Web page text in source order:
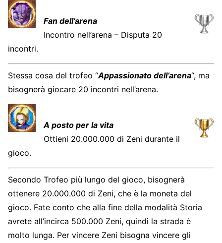
Fan dell’arena
Incontro nell’arena – Disputa 20
incontri.
Stessa cosa del trofeo “Appassionato dell’arena“, ma
bisognerà giocare 20 incontri nell’arena.
A posto per la vita
Ottieni 20.000.000 di Zeni durante il
gioco.
Secondo Trofeo più lungo del gioco, bisognerà
ottenere 20.000.000 di Zeni, che è la moneta del
gioco. Fate conto che alla fine della modalità Storia
avrete all’incirca 500.000 Zeni, quindi la strada è
molto lunga. Per vincere Zeni bisogna vincere gli